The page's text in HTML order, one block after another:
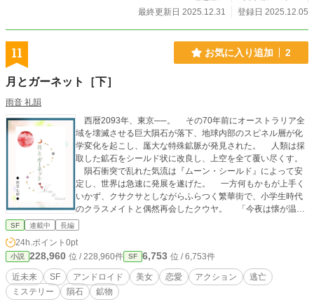
最終更新日 2025.12.31
登録日 2025.12.05
11 お気に入り追加 2
月とガーネット［下］
雨音 礼韻
西暦2093年、東京──。 その70年前にオーストラリア全
域を壊滅させる巨大隕石が落下、地球内部のスピネル層が化
学変化を起こし、厖大な特殊鉱脈が発見された。 人類は採
取した鉱石をシールド状に改良し、上空を全て覆い尽くす。
隕石衝突で乱れた気流は『ムーン・シールド』によって安
定し、世界は急速に発展を遂げた。 一方何もかもが上手く
いかず、クサクサとしながらふらつく繁華街で、小学生時代
のクラスメイトと偶然再会したクウヤ。 「今夜は懐が温か
いんだ」と誘われたナイトクラブで豪遊する中、隣の美女か
にのたうちまわり、クウヤは彼女のウィスキーに手を出して
しまう。 その透明な液体に纏われていた物とは・・・？
舞台は東京からアジア、そしてヨーロッパへ。 突如事件に
巻き込まれ、不本意ながらも美女に連れ去られるクウヤと共
に、ハードな空の旅をお楽しみください☆彡 ◆キャラクター
SF 連載中 長編
24h.ポイント 0pt
小説 228,960 位 / 228,960件 SF 6,753 位 / 6,753件
近未来 SF アンドロイド 美女 恋愛 アクション
逃亡
ミステリー
隕石 鉱物